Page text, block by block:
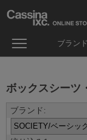
ブランド
ボックスシーツ